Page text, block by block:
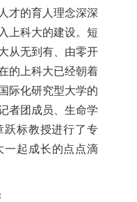
才的育人理念深深
上科大的建设。短
从无到有、由零开
的上科大已经朝着
际化研究型大学的
者团成员、生命学
跃标教授进行了专
一起成长的点点滴